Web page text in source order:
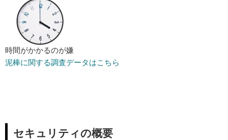
時間がかかるのが嫌
泥棒に関する調査データはこちら
セキュリティの概要